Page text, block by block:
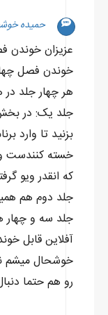
- حامد شرافت‌مند؟
جاتون خالی!
یه روانیِ فرار کرده
تیم رادیکال و تمام
جالب این بود خط
این اعمال صالح
کوفتش بشه.
برگه‌ها رو با حرص
دست‌هام رو پشت
ریتم تکون می‌دادم زیر
- یَک خشتکی ازتون
حمیده خوشبخت
عزیزان خوندن
خوندن فصل
هر چهار جلد در
جلد یک: در بخش
بزنید تا وارد
خسته کنندست
که انقدر ویو
جلد دوم هم
جلد سه و چهار
آفلاین قابل
خوشحال میشم
رو هم حتما